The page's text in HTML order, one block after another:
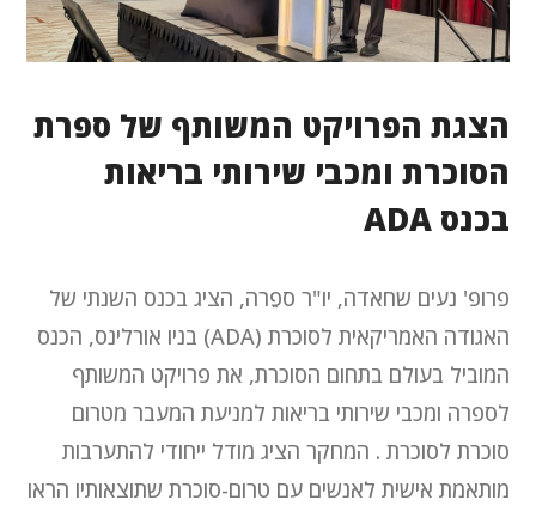
הצגת הפרויקט המשותף של ספרת
הסוכרת ומכבי שירותי בריאות
בכנס ADA
פרופ' נעים שחאדה, יו"ר ספֵרה, הציג בכנס השנתי של
האגודה האמריקאית לסוכרת (ADA) בניו אורלינס, הכנס
המוביל בעולם בתחום הסוכרת, את פרויקט המשותף
לספרה ומכבי שירותי בריאות למניעת המעבר מטרום
סוכרת לסוכרת . המחקר הציג מודל ייחודי להתערבות
מותאמת אישית לאנשים עם טרום-סוכרת שתוצאותיו הראו